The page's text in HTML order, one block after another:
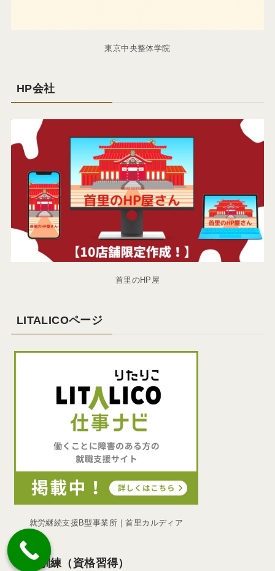
東京中央整体学院
HP会社
首里のHP屋
LITALICOページ
就労継続支援B型事業所｜首里カルディア
就労訓練（資格習得）